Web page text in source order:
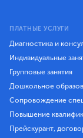
ПЛАТНЫЕ УСЛУГИ
Диагностика и
Индивидуальные
Групповые занятия
Дошкольное
Сопровождение
Повышение
Прейскурант,